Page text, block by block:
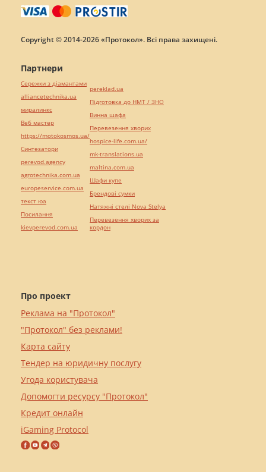
Copyright © 2014-2026 «Протокол». Всі права захищені.
Про проект
Реклама на "Протокол"
"Протокол" без реклами!
Карта сайту
Тендер на юридичну послугу
Угода користувача
Допомогти ресурсу "Протокол"
Кредит онлайн
iGaming Protocol
Партнери
Сережки з діамантами
alliancetechnika.ua
миралинкс
Веб мастер
https://motokosmos.ua/
Синтезатори
perevod.agency
agrotechnika.com.ua
europeservice.com.ua
текст юа
Посилання
kievperevod.com.ua
pereklad.ua
Підготовка до НМТ / ЗНО
Винна шафа
Перевезення хворих
hospice-life.com.ua/
mk-translations.ua
maltina.com.ua
Шафи купе
Брендові сумки
Натяжні стелі Nova Stelya
Перевезення хворих за
кордон